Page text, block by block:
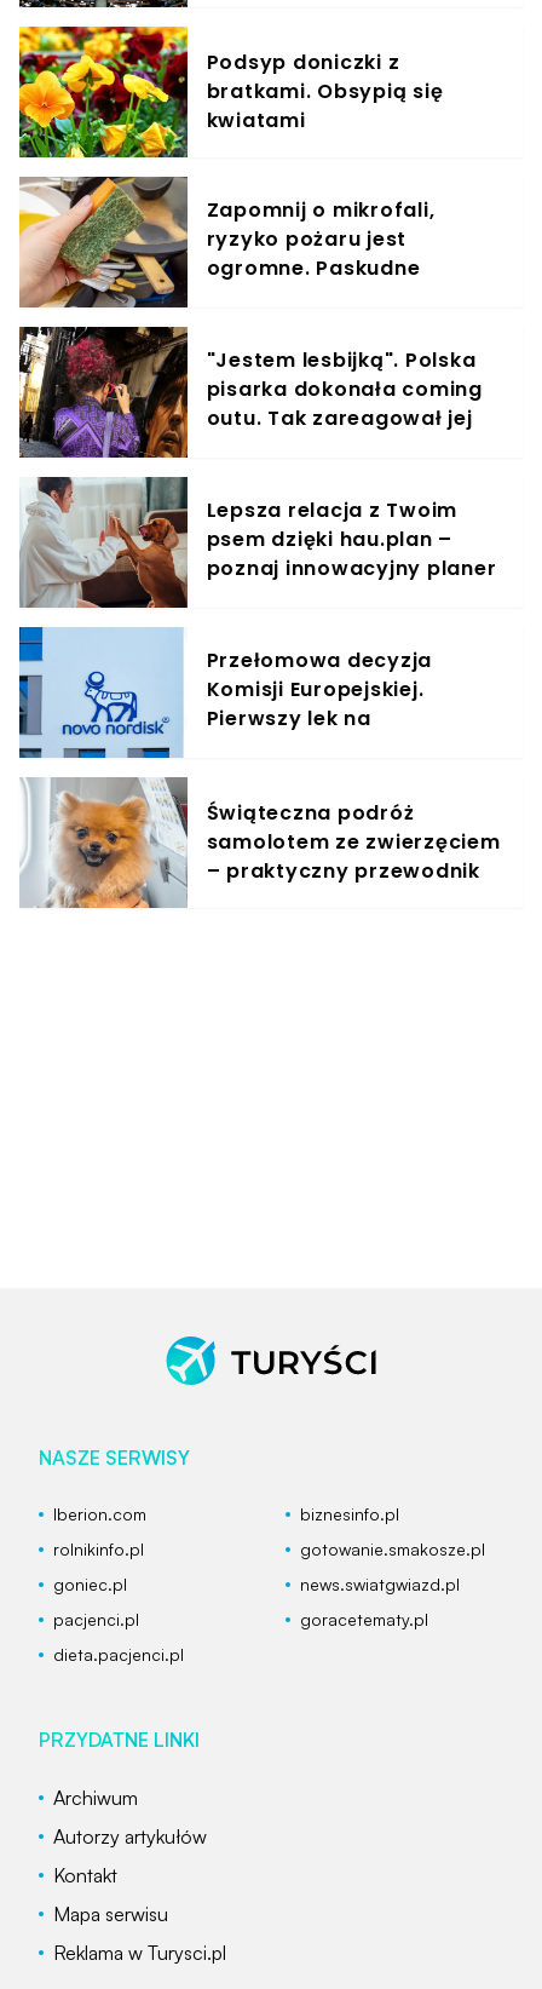
Podsyp doniczki z
bratkami. Obsypią się
kwiatami
Zapomnij o mikrofali,
ryzyko pożaru jest
ogromne. Paskudne
"Jestem lesbijką". Polska
pisarka dokonała coming
outu. Tak zareagował jej
Lepsza relacja z Twoim
psem dzięki hau.plan –
poznaj innowacyjny planer
Przełomowa decyzja
Komisji Europejskiej.
Pierwszy lek na
Świąteczna podróż
samolotem ze zwierzęciem
– praktyczny przewodnik
NASZE SERWISY
Iberion.com
biznesinfo.pl
rolnikinfo.pl
gotowanie.smakosze.pl
goniec.pl
news.swiatgwiazd.pl
pacjenci.pl
goracetematy.pl
dieta.pacjenci.pl
PRZYDATNE LINKI
Archiwum
Autorzy artykułów
Kontakt
Mapa serwisu
Reklama w Turysci.pl